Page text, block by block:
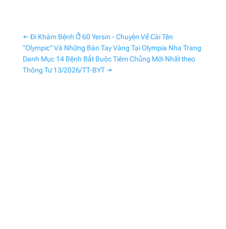
← Đi Khám Bệnh Ở 60 Yersin - Chuyện Về Cái Tên
"Olympic" Và Những Bàn Tay Vàng Tại Olympia Nha Trang
Danh Mục 14 Bệnh Bắt Buộc Tiêm Chủng Mới Nhất theo
Thông Tư 13/2026/TT-BYT→